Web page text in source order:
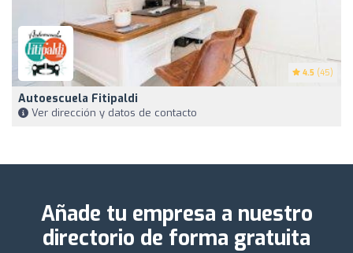
4.5 (45)
Autoescuela Fitipaldi
Ver dirección y datos de contacto
Añade tu empresa a nuestro
directorio de forma gratuita